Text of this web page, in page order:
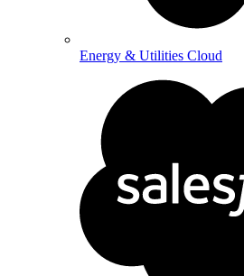
Energy & Utilities Cloud